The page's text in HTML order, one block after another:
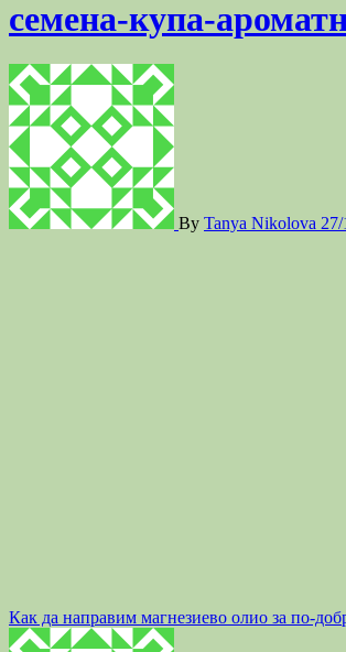
семена-купа-
By Tanya Nikolova
Навигация
Как да направим магнезиево олио за по-